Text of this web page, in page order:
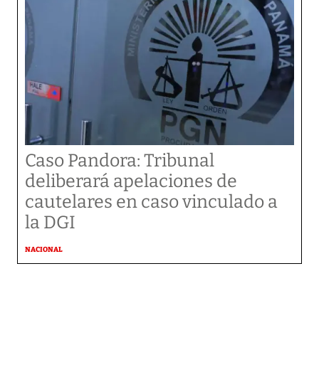
Caso Pandora: Tribunal
deliberará apelaciones de
cautelares en caso vinculado a
la DGI
NACIONAL